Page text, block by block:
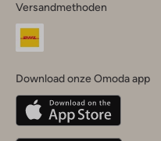
dein
Land
Belgique(Français)
Deutschland
Versandmethoden
Download onze Omoda app